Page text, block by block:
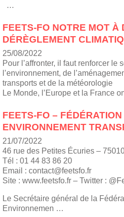
…
FEETS-FO NOTRE MOT À
DÉRÈGLEMENT
25/08/2022
Pour l’affronter, il faut renforcer le
l’environnement, de
transports et de la météorologie
Le Monde, l’Europe et la France
FEETS-FO –
ENVIRONNEMENT
21/07/2022
46 rue des Petites Écuries –
Tél : 01 44 83 86 20
Email : contact@feetsfo.fr
Site : www.feetsfo.fr – Twitter :
Le Secrétaire général de la
Environnemen …